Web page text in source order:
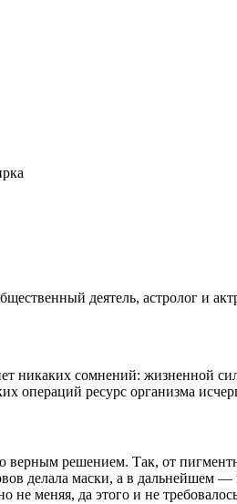
деятель, астролог и
никаких сомнений: жизненной
операций ресурс организма
решением. Так, от
делала маски, а в дальнейшем
не меняя, да этого и не